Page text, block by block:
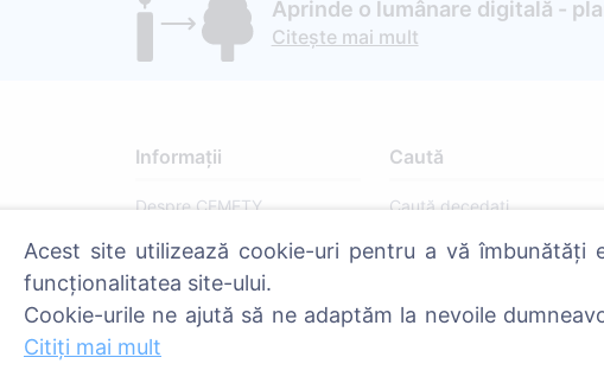
Aprinde o lumânare digitală -
Citește mai mult
Informații
Despre CEMETY
Întrebări frecvente
Blog
Listă a comunelor și a
utilizatorilor
Caută
Caută decedați
Caută cimitire
Acest site utilizează cookie-uri pentru a vă îmbunătăți
funcționalitatea site-ului.
Cookie-urile ne ajută să ne adaptăm la nevoile
Citiți mai mult